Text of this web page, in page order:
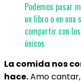
Podemos pasar
un libro o en una
compartir con
únicos
La comida nos
hace.Amo